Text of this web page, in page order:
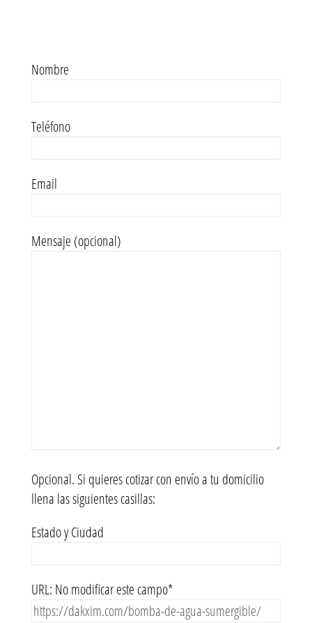
Nombre
Teléfono
Email
Mensaje (opcional)
Opcional. Si quieres cotizar con envío a tu domicilio
llena las siguientes casillas:
Estado y Ciudad
URL: No modificar este campo*